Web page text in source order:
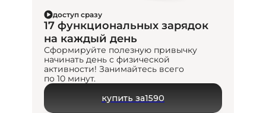
доступ сразу
17 функциональных зарядок
на каждый день
Сформируйте полезную привычку
начинать день с физической
активности! Занимайтесь всего
по 10 минут.
купить за1590